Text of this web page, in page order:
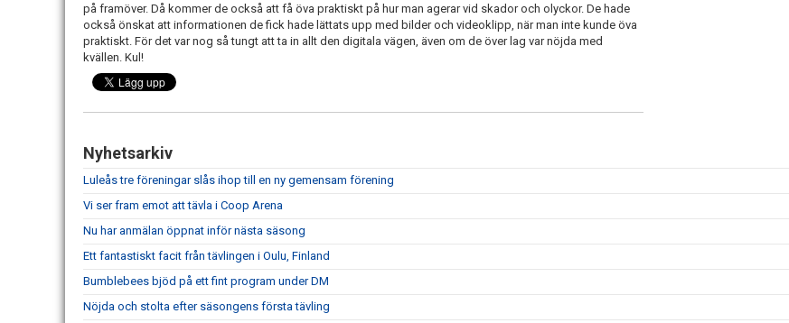
på framöver. Då kommer de också att få öva praktiskt på hur man agerar vid skador och olyckor. De hade
också önskat att informationen de fick hade lättats upp med bilder och videoklipp, när man inte kunde öva
praktiskt. För det var nog så tungt att ta in allt den digitala vägen, även om de över lag var nöjda med
kvällen. Kul!
Nyhetsarkiv
Luleås tre föreningar slås ihop till en ny gemensam förening
Vi ser fram emot att tävla i Coop Arena
Nu har anmälan öppnat inför nästa säsong
Ett fantastiskt facit från tävlingen i Oulu, Finland
Bumblebees bjöd på ett fint program under DM
Nöjda och stolta efter säsongens första tävling